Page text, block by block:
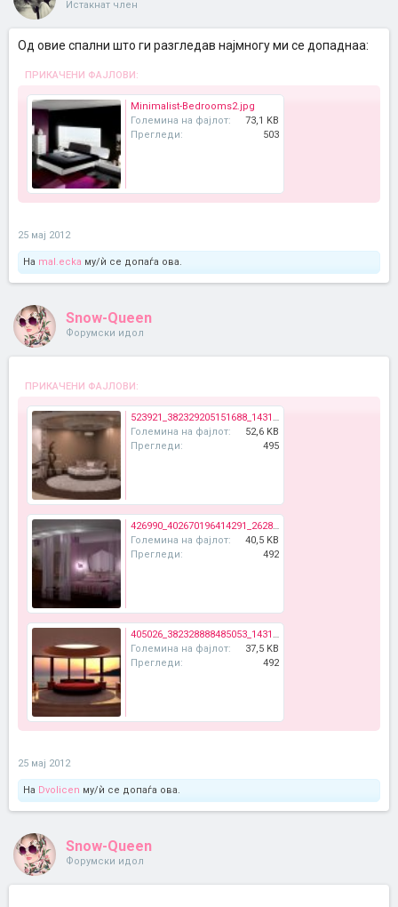
Истакнат член
Од овие спални што ги разгледав најмногу ми се допаднаа:
ПРИКАЧЕНИ ФАЈЛОВИ:
Minimalist-Bedrooms2.jpg
Големина на фајлот:
73,1 KB
Прегледи:
503
25 мај 2012
На mal.ecka му/ѝ се допаѓа ова.
Snow-Queen
Форумски идол
ПРИКАЧЕНИ ФАЈЛОВИ:
523921_382329205151688_143104149074196_1128032_1463795205_n.jpg
Големина на фајлот:
52,6 KB
Прегледи:
495
426990_402670196414291_262890483725597_1732215_1744174869_n.jpg
Големина на фајлот:
40,5 KB
Прегледи:
492
405026_382328888485053_143104149074196_1128031_1015506398_n.jpg
Големина на фајлот:
37,5 KB
Прегледи:
492
25 мај 2012
На Dvolicen му/ѝ се допаѓа ова.
Snow-Queen
Форумски идол